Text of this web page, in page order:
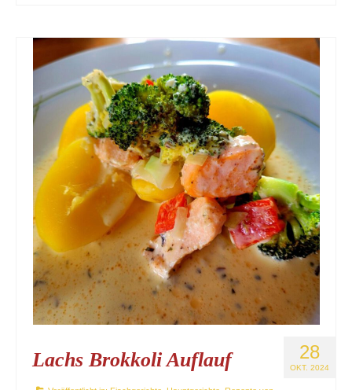
28
OKT. 2024
Lachs Brokkoli Auflauf